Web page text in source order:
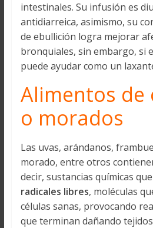
intestinales. Su infusión es
antidiarreica, asimismo, su
de ebullición logra mejorar
bronquiales, sin embargo, si
puede ayudar como un
Alimentos de
o morados
Las uvas, arándanos,
morado, entre otros
decir, sustancias químicas que
radicales libres, moléculas
células sanas, provocando
que terminan dañando